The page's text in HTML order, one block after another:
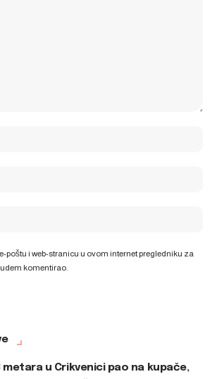
poštu i web-stranicu u ovom internet pregledniku za
komentirao.
metara u Crikvenici pao na kupače,